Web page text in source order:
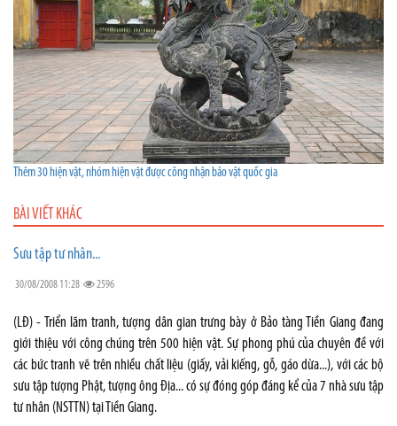
Thêm 30 hiện vật, nhóm hiện vật được công nhận bảo vật quốc gia
BÀI VIẾT KHÁC
Sưu tập tư nhân...
30/08/2008 11:28 2596
(LĐ) - Triển lãm tranh, tượng dân gian trưng bày ở Bảo tàng Tiền Giang đang
giới thiệu với công chúng trên 500 hiện vật. Sự phong phú của chuyên đề với
các bức tranh vẽ trên nhiều chất liệu (giấy, vải kiếng, gỗ, gáo dừa...), với các bộ
sưu tập tượng Phật, tượng ông Địa... có sự đóng góp đáng kể của 7 nhà sưu tập
tư nhân (NSTTN) tại Tiền Giang.